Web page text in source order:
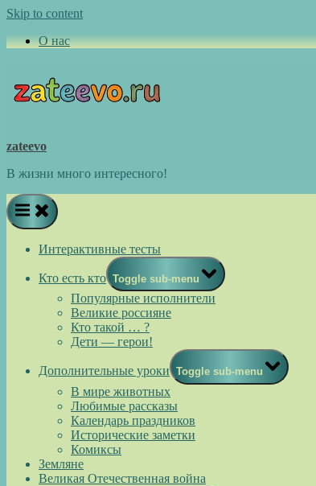
Skip to content
О нас
zateevo
В жизни много интересного!
Интерактивные тесты
Кто есть кто Toggle sub-menu
Популярные исполнители
Великие россияне
Кто такой … ?
Дети — герои!
Дополнительные уроки Toggle sub-menu
В мире животных
Любимые рассказы
Календарь праздников
Исторические заметки
Комиксы
Земляне
Великая Отечественная война